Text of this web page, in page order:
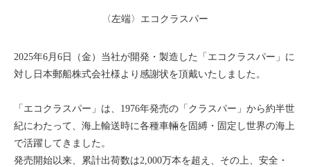
〈左端〉エコクラスパー
2025年6月6日（金）当社が開発・製造した「エコクラスパー」に
対し日本郵船株式会社様より感謝状を頂戴いたしました。
「エコクラスパー」は、1976年発売の「クラスパー」から約半世
紀にわたって、海上輸送時に各種車輛を固縛・固定し世界の海上
で活躍してきました。
発売開始以来、累計出荷数は2,000万本を超え、その上、安全・